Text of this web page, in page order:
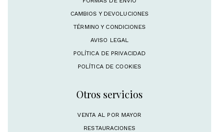
CAMBIOS Y DEVOLUCIONES
TÉRMINO Y CONDICIONES
AVISO LEGAL
POLÍTICA DE PRIVACIDAD
POLÍTICA DE COOKIES
Otros servicios
VENTA AL POR MAYOR
RESTAURACIONES